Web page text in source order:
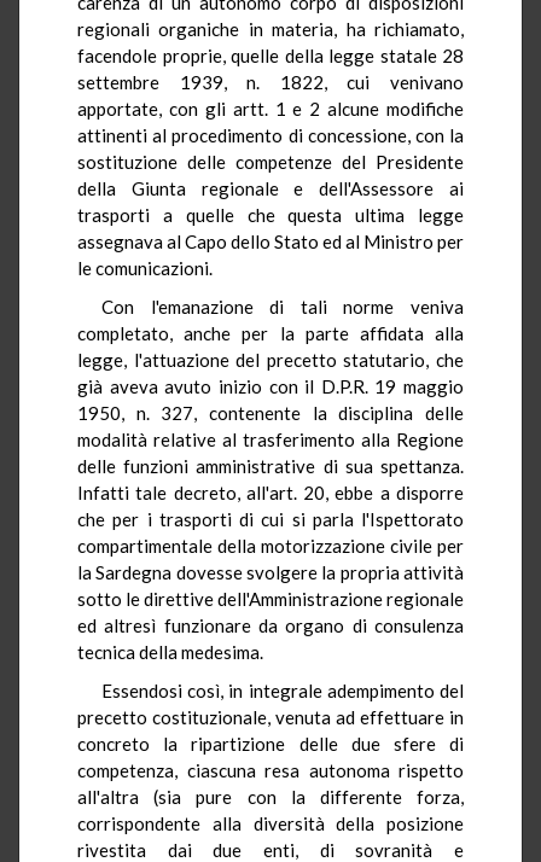
regionali organiche in materia, ha richiamato,
facendole proprie, quelle della legge statale 28
settembre 1939, n. 1822, cui venivano
apportate, con gli artt. 1 e 2 alcune modifiche
attinenti al procedimento di concessione, con la
sostituzione delle competenze del Presidente
della Giunta regionale e dell'Assessore ai
trasporti a quelle che questa ultima legge
assegnava al Capo dello Stato ed al Ministro per
le comunicazioni.
Con l'emanazione di tali norme veniva
completato, anche per la parte affidata alla
legge, l'attuazione del precetto statutario, che
già aveva avuto inizio con il D.P.R. 19 maggio
1950, n. 327, contenente la disciplina delle
modalità relative al trasferimento alla Regione
delle funzioni amministrative di sua spettanza.
Infatti tale decreto, all'art. 20, ebbe a disporre
che per i trasporti di cui si parla l'Ispettorato
compartimentale della motorizzazione civile per
la Sardegna dovesse svolgere la propria attività
sotto le direttive dell'Amministrazione regionale
ed altresì funzionare da organo di consulenza
tecnica della medesima.
Essendosi così, in integrale adempimento del
precetto costituzionale, venuta ad effettuare in
concreto la ripartizione delle due sfere di
competenza, ciascuna resa autonoma rispetto
all'altra (sia pure con la differente forza,
corrispondente alla diversità della posizione
rivestita dai due enti, di sovranità e